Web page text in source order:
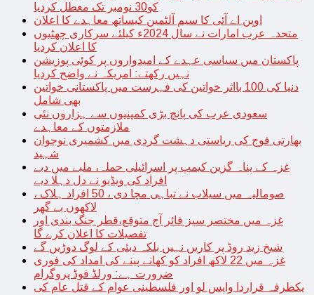
کو30 نومبر تک معطل کردیا
اوپن اے آئی کا سیم آلٹمین کیساتھ معاہدے کا اعلان
متحدہ عرب امارات نے سال 2024ء کیلئے سرکاری چھٹیوں
کا اعلان کردیا
پاکستان میں سیاسی عہدے کے امیدواروں پر کوئی پوزیشن
نہیں رکھتے: امریکہ نے واضح کردیا
دنیا کی 100 بااثر خواتین کی فہرست میں پاکستانی خواتین
بھی شامل
سعودی عرب کی پانچ بڑی کمپنیوں سے ہزاروں نئی
ملازمتوں کے معاہدے
بھارتی فوج کی ریاستی دہشت گردی میں کشمیری نوجوان
شہید
غزہ کے پناہ گزین کیمپ پر اسرائیلی حملہ، ملبے میں دبے
افراد کی ویڈیو نے دل دہلا دیے
صومالیہ میں سیلاب نے تباہی مچا دی ، 50 افراد ہلاک ،
لاکھوں بے گھر
غزہ میں مختصر سیز فائر آج متوقع،قطر جنگ بندی اور
تفصیلات کا اعلان کرے گا
شیخ زید روڈ پر کاریں نہیں بلکہ دبئی کے لوگ دوڑیں گے
غزہ میں 22 لاکھ افراد کو کھانے پینے کی امداد کی فوری
ضرورت ہے: ورلڈ فوڈ پروگرام
یکطرفہ قراردا واپس لو اور فلسطینی عوام کے قتل عام کی